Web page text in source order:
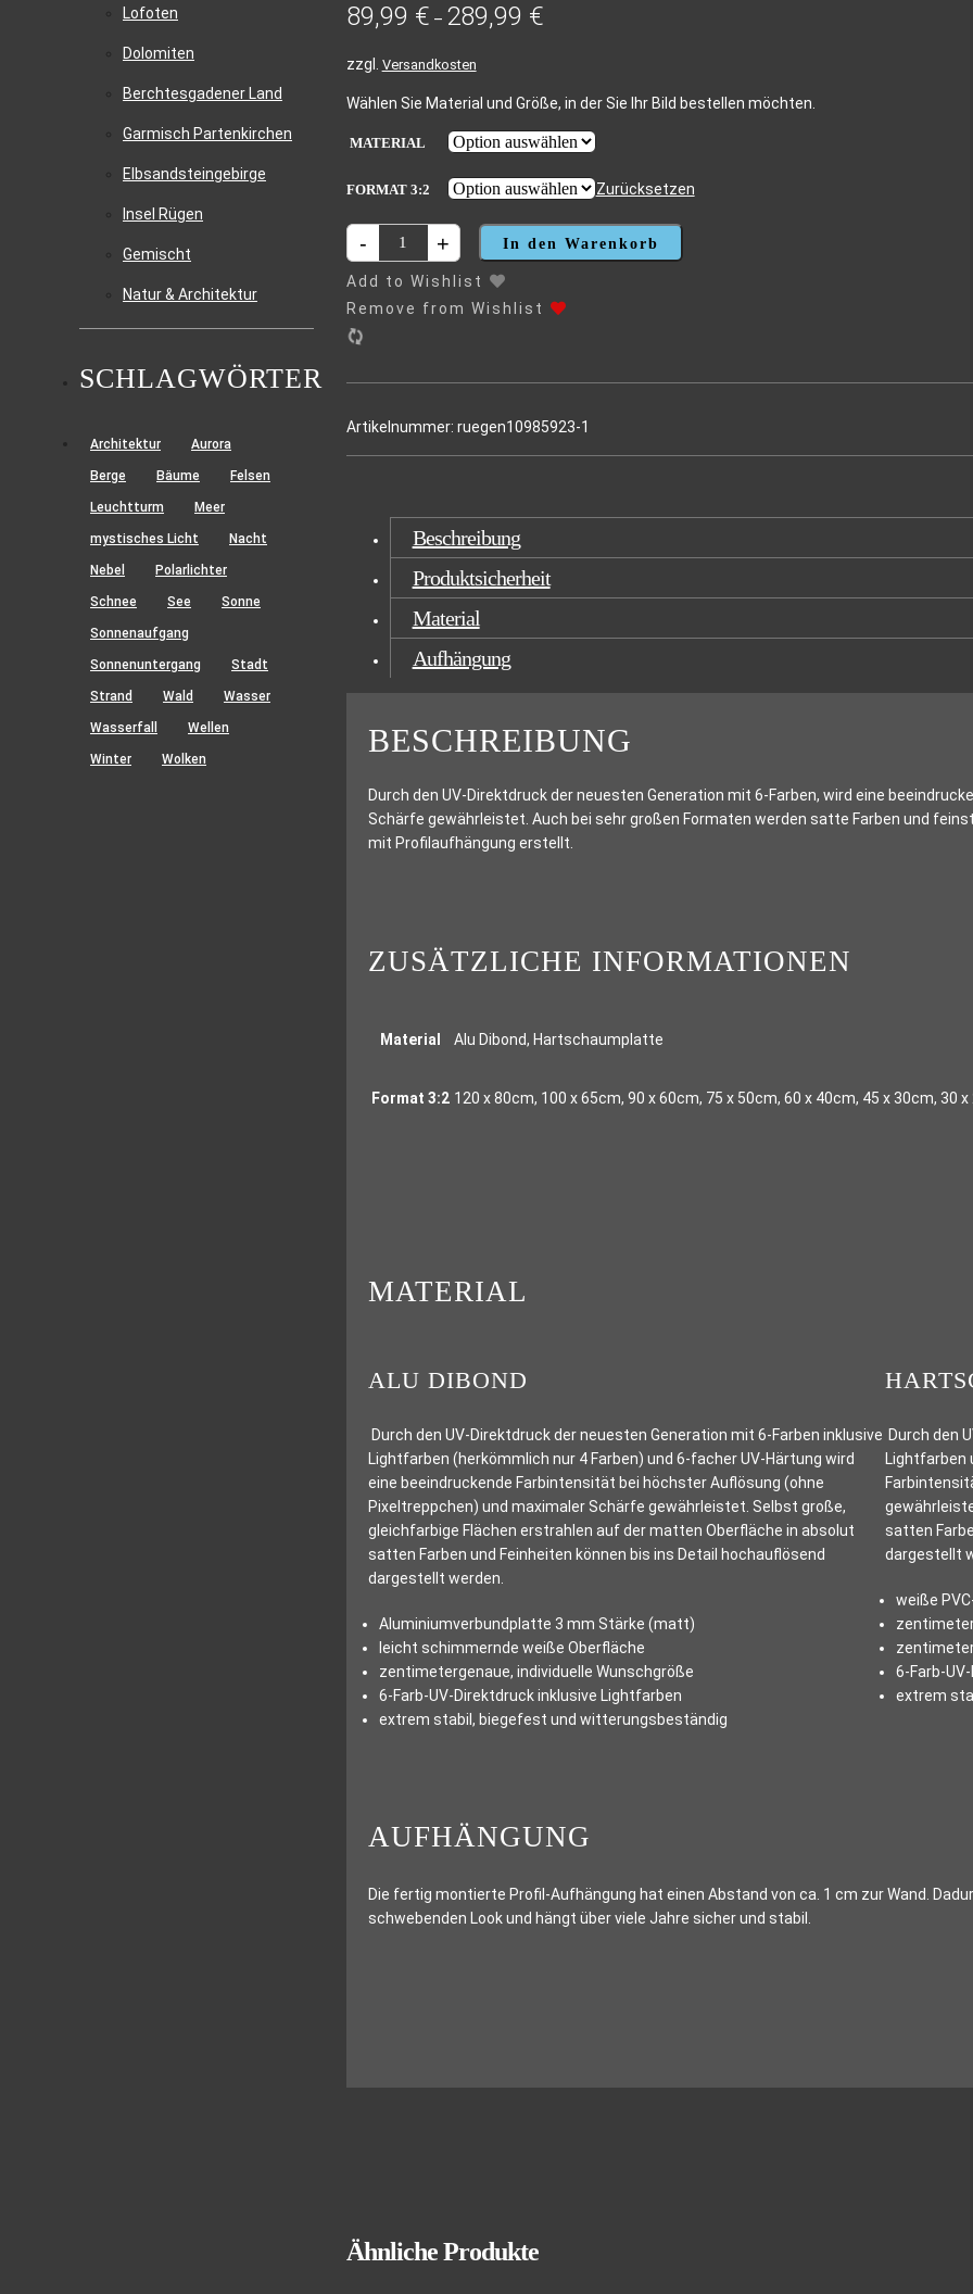
89,99 € – 289,99 €
zzgl. Versandkosten
Wählen Sie Material und Größe, in der Sie Ihr Bild bestellen möchten.
MATERIAL
FORMAT 3:2 Zurücksetzen
-
SEEBRÜCKE
SELIN
IM
SONNENUNTERGANG
+ In den Warenkorb
Add to Wishlist
Remove from Wishlist
Artikelnummer: ruegen10985923-1
Beschreibung
Produktsicherheit
Material
Aufhängung
BESCHREIBUNG
Durch den UV-Direktdruck der neuesten Generation mit 6-Farben, wird eine
Schärfe gewährleistet. Auch bei sehr großen Formaten werden satte Farben und
mit Profilaufhängung erstellt.
ZUSÄTZLICHE INFORMATIONEN
Material Alu Dibond, Hartschaumplatte
Format 3:2 120 x 80cm, 100 x 65cm, 90 x 60cm, 75 x 50cm, 60 x 40cm, 45 x 30cm, 30
MATERIAL
ALU DIBOND
Durch den UV-Direktdruck der neuesten Generation mit 6-Farben inklusive
Lightfarben (herkömmlich nur 4 Farben) und 6-facher UV-Härtung wird
eine beeindruckende Farbintensität bei höchster Auflösung (ohne
Pixeltreppchen) und maximaler Schärfe gewährleistet. Selbst große,
gleichfarbige Flächen erstrahlen auf der matten Oberfläche in absolut
satten Farben und Feinheiten können bis ins Detail hochauflösend
dargestellt werden.
Aluminiumverbundplatte 3 mm Stärke (matt)
leicht schimmernde weiße Oberfläche
zentimetergenaue, individuelle Wunschgröße
6-Farb-UV-Direktdruck inklusive Lightfarben
extrem stabil, biegefest und witterungsbeständig
Durch den
Lightfarben
satten
dargestellt
weiße
6-Farb-
extrem
AUFHÄNGUNG
Die fertig montierte Profil-Aufhängung hat einen Abstand von ca. 1 cm zur Wand.
schwebenden Look und hängt über viele Jahre sicher und stabil.
Ähnliche Produkte
Lofoten
Dolomiten
Berchtesgadener Land
Garmisch Partenkirchen
Elbsandsteingebirge
Insel Rügen
Gemischt
Natur & Architektur
SCHLAGWÖRTER
Architektur Aurora
Berge Bäume Felsen
Leuchtturm Meer
mystisches Licht Nacht
Nebel Polarlichter
Schnee See Sonne
Sonnenaufgang
Sonnenuntergang Stadt
Strand Wald Wasser
Wasserfall Wellen
Winter Wolken